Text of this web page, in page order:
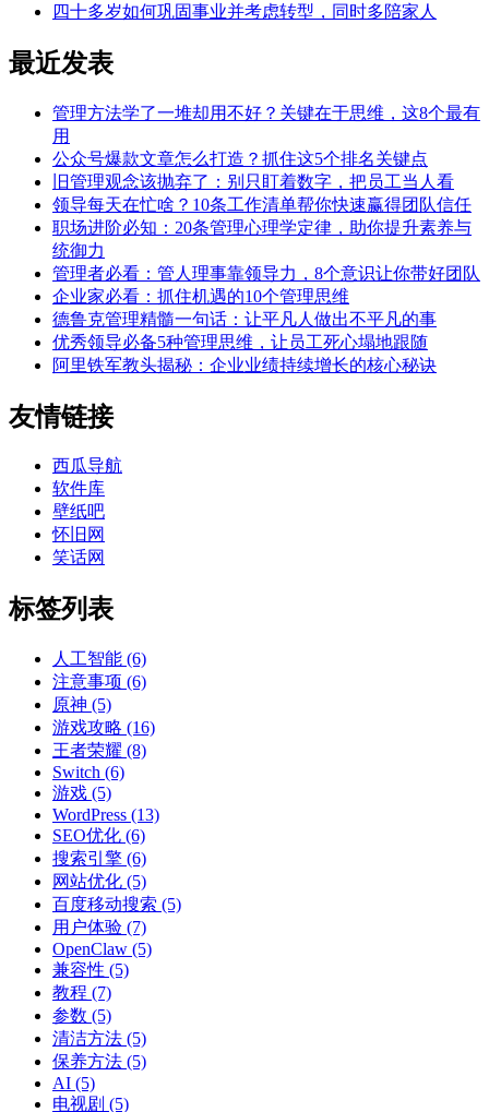
四十多岁如何巩固事业并考虑转型，同时多陪家人
最近发表
管理方法学了一堆却用不好？关键在于思维，这8个最有
用
公众号爆款文章怎么打造？抓住这5个排名关键点
旧管理观念该抛弃了：别只盯着数字，把员工当人看
领导每天在忙啥？10条工作清单帮你快速赢得团队信任
职场进阶必知：20条管理心理学定律，助你提升素养与
统御力
管理者必看：管人理事靠领导力，8个意识让你带好团队
企业家必看：抓住机遇的10个管理思维
德鲁克管理精髓一句话：让平凡人做出不平凡的事
优秀领导必备5种管理思维，让员工死心塌地跟随
阿里铁军教头揭秘：企业业绩持续增长的核心秘诀
友情链接
西瓜导航
软件库
壁纸吧
怀旧网
笑话网
标签列表
人工智能 (6)
注意事项 (6)
原神 (5)
游戏攻略 (16)
王者荣耀 (8)
Switch (6)
游戏 (5)
WordPress (13)
SEO优化 (6)
搜索引擎 (6)
网站优化 (5)
百度移动搜索 (5)
用户体验 (7)
OpenClaw (5)
兼容性 (5)
教程 (7)
参数 (5)
清洁方法 (5)
保养方法 (5)
AI (5)
电视剧 (5)